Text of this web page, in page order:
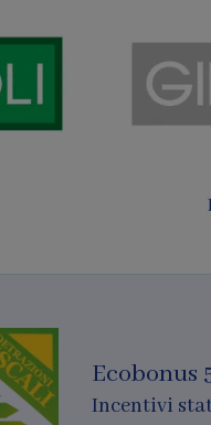
Ecobonus
Incentivi